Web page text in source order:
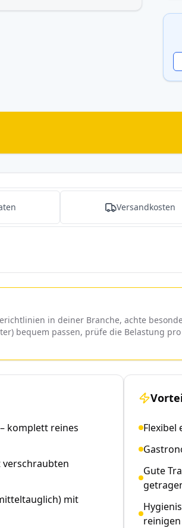
Versandkosten
in deiner Branche, achte
bequem passen, prüfe die Belastung
komplett reines
mit
Flexibel
Gute
reinigen